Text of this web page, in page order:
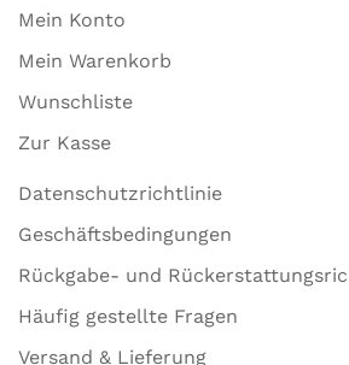
Mein Konto
Mein Warenkorb
Wunschliste
Zur Kasse
Datenschutzrichtlinie
Geschäftsbedingungen
Rückgabe- und
Häufig gestellte Fragen
Versand & Lieferung